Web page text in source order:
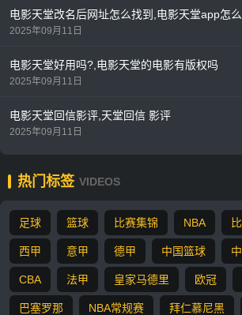
电影天堂改名后网址怎么找到,电影天堂app怎
2025年09月11日
电影天堂好用吗?,电影天堂的电影有版权吗
2025年09月11日
电影天堂回信影评,天堂回信 影评
2025年09月11日
热门标签 VIDEOS
足球 篮球 比赛集锦 NBA
西甲 意甲 德甲 中国篮球
CBA 法甲 皇家马德里 欧冠
巴塞罗那 NBA常规赛 拜仁慕尼黑